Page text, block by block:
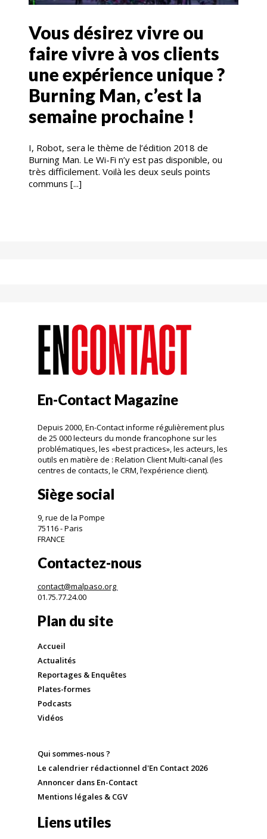
Vous désirez vivre ou
faire vivre à vos clients
une expérience unique ?
Burning Man, c’est la
semaine prochaine !
I, Robot, sera le thème de l’édition 2018 de
Burning Man. Le Wi-Fi n’y est pas disponible, ou
très difficilement. Voilà les deux seuls points
communs [...]
En-Contact Magazine
Depuis 2000, En-Contact informe régulièrement plus
de 25 000 lecteurs du monde francophone sur les
problématiques, les «best practices», les acteurs, les
outils en matière de : Relation Client Multi-canal (les
centres de contacts, le CRM, l’expérience client).
Siège social
9, rue de la Pompe
75116 - Paris
FRANCE
Contactez-nous
contact@malpaso.org
01.75.77.24.00
Plan du site
Accueil
Actualités
Reportages & Enquêtes
Plates-formes
Podcasts
Vidéos
Qui sommes-nous ?
Le calendrier rédactionnel d'En Contact 2026
Annoncer dans En-Contact
Mentions légales & CGV
Liens utiles